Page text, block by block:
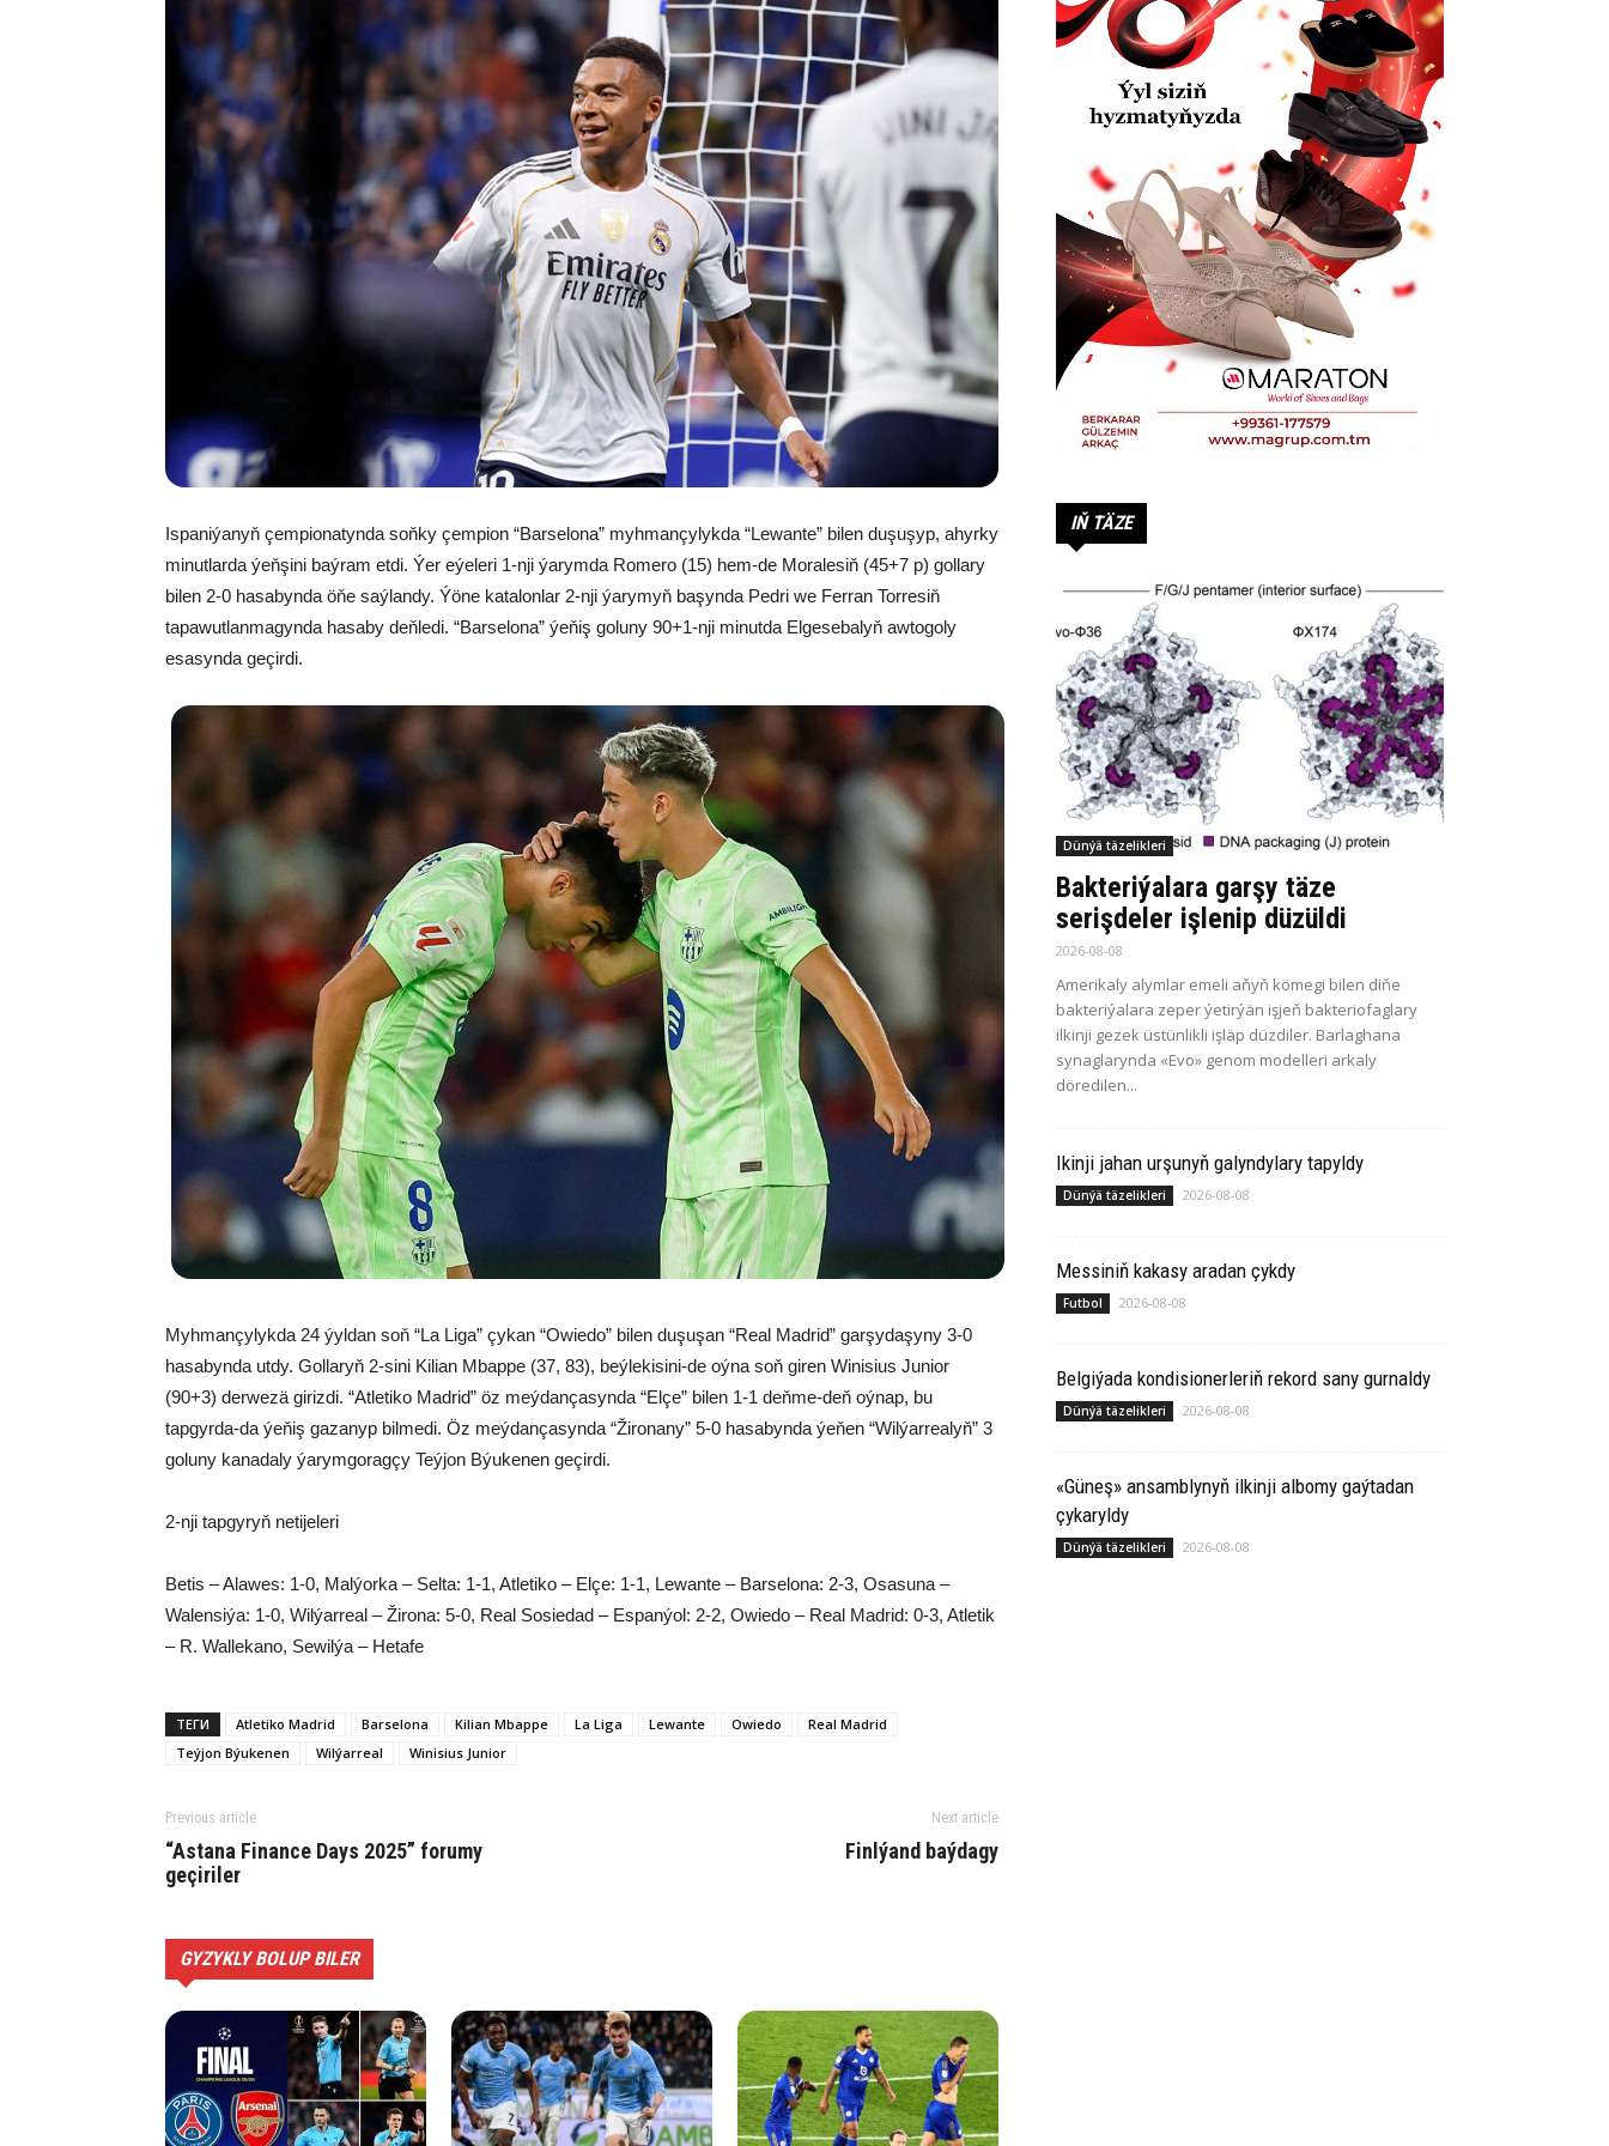
Ispaniýanyň çempionatynda soňky çempion “Barselona” myhmançylykda “Lewante” bilen duşuşyp, ahyrky
minutlarda ýeňşini baýram etdi. Ýer eýeleri 1-nji ýarymda Romero (15) hem-de Moralesiň (45+7 p) gollary
bilen 2-0 hasabynda öňe saýlandy. Ýöne katalonlar 2-nji ýarymyň başynda Pedri we Ferran Torresiň
tapawutlanmagynda hasaby deňledi. “Barselona” ýeňiş goluny 90+1-nji minutda Elgesebalyň awtogoly
esasynda geçirdi.
Myhmançylykda 24 ýyldan soň “La Liga” çykan “Owiedo” bilen duşuşan “Real Madrid” garşydaşyny 3-0
hasabynda utdy. Gollaryň 2-sini Kilian Mbappe (37, 83), beýlekisini-de oýna soň giren Winisius Junior
(90+3) derwezä girizdi. “Atletiko Madrid” öz meýdançasynda “Elçe” bilen 1-1 deňme-deň oýnap, bu
tapgyrda-da ýeňiş gazanyp bilmedi. Öz meýdançasynda “Žironany” 5-0 hasabynda ýeňen “Wilýarrealyň” 3
goluny kanadaly ýarymgoragçy Teýjon Býukenen geçirdi.
2-nji tapgyryň netijeleri
Betis – Alawes: 1-0, Malýorka – Selta: 1-1, Atletiko – Elçe: 1-1, Lewante – Barselona: 2-3, Osasuna –
Walensiýa: 1-0, Wilýarreal – Žirona: 5-0, Real Sosiedad – Espanýol: 2-2, Owiedo – Real Madrid: 0-3, Atletik
– R. Wallekano, Sewilýa – Hetafe
ТЕГИ Atletiko Madrid Barselona Kilian Mbappe La Liga Lewante Owiedo
Real Madrid
Teýjon Býukenen
Wilýarreal Winisius Junior
Previous article
“Astana Finance Days 2025” forumy
geçiriler
Next article
Finlýand baýdagy
GYZYKLY BOLUP BILER
IŇ TÄZE
Dünýä täzelikleri
Bakteriýalara garşy täze
serişdeler işlenip düzüldi
2026-08-08
Amerikaly alymlar emeli aňyň kömegi bilen diňe
bakteriýalara zeper ýetirýän işjeň bakteriofaglary
ilkinji gezek üstünlikli işläp düzdiler. Barlaghana
synaglarynda «Evo» genom modelleri arkaly
döredilen...
Ikinji jahan urşunyň galyndylary tapyldy
Dünýä täzelikleri 2026-08-08
Messiniň kakasy aradan çykdy
Futbol 2026-08-08
Belgiýada kondisionerleriň rekord sany gurnaldy
Dünýä täzelikleri 2026-08-08
«Güneş» ansamblynyň ilkinji albomy gaýtadan
çykaryldy
Dünýä täzelikleri 2026-08-08